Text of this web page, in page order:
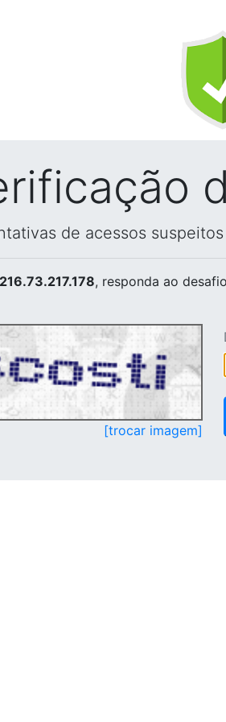
de acessos
216.73.217.178, responda ao
[trocar imagem]